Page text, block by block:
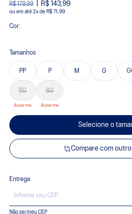
R$ 179,99 R$ 143,99
ou 2xde R$ 71,99
Cor:
Tamanhos
PP P M G
5G 6G
Selecione o
Compare com
Entrega
Não sei meu CEP